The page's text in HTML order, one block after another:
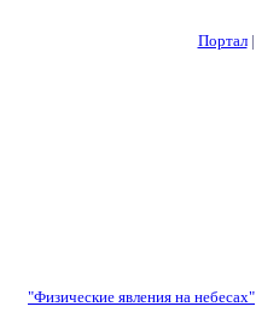
Портал|
"Физические явления на небесах"